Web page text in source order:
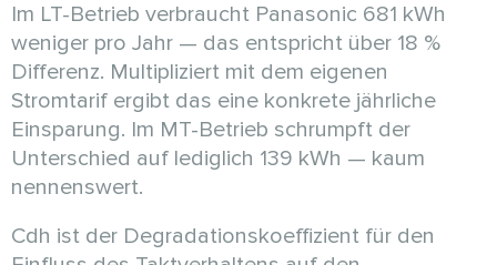
Im LT-Betrieb verbraucht Panasonic 681 kWh
weniger pro Jahr — das entspricht über 18 %
Differenz. Multipliziert mit dem eigenen
Stromtarif ergibt das eine konkrete jährliche
Einsparung. Im MT-Betrieb schrumpft der
Unterschied auf lediglich 139 kWh — kaum
nennenswert.
Cdh ist der Degradationskoeffizient für den